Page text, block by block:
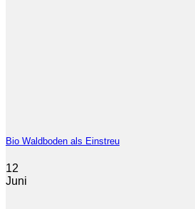
Bio Waldboden als Einstreu
12
Juni